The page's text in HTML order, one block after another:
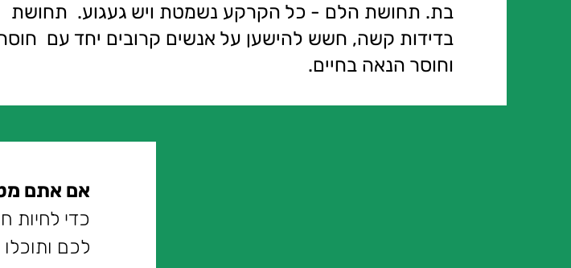
בת. תחושת הלם - כל הקרקע נשמטת ויש געגוע. תחושת
בדידות קשה, חשש להישען על אנשים קרובים יחד עם
וחוסר הנאה בחיים.
אם אתם
כדי לחיות
לכם